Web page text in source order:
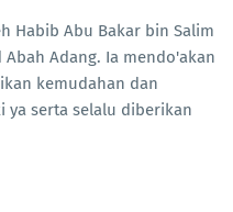
Habib Abu Bakar bin Salim
Adang. Ia mendo'akan
kemudahan dan
ya serta selalu diberikan